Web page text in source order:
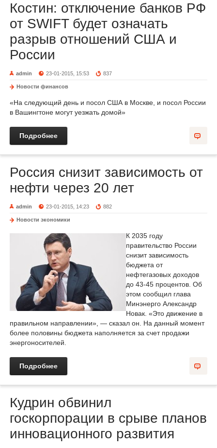
Костин: отключение банков РФ
от SWIFT будет означать
разрыв отношений США и
России
admin 23-01-2015, 15:53 837
Новости финансов
«На следующий день и посол США в Москве, и посол России
в Вашингтоне могут уезжать домой»
Подробнее
Россия снизит зависимость от
нефти через 20 лет
admin 23-01-2015, 14:23 882
Новости экономики
К 2035 году
правительство России
снизит зависимость
бюджета от
нефтегазовых доходов
до 43-45 процентов. Об
этом сообщил глава
Минэнерго Александр
Новак. «Это движение в
правильном направлении», — сказал он. На данный момент
более половины бюджета наполняется за счет продажи
энергоносителей.
Подробнее
Кудрин обвинил
госкорпорации в срыве планов
инновационного развития